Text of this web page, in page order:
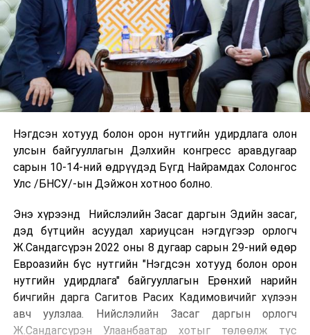
Нэгдсэн хотууд болон орон нутгийн удирдлага олон
улсын байгууллагын Дэлхийн конгресс аравдугаар
сарын 10-14-ний өдрүүдэд Бүгд Найрамдах Солонгос
Улс /БНСУ/-ын Дэйжон хотноо болно.
Энэ хүрээнд Нийслэлийн Засаг даргын Эдийн засаг,
дэд бүтцийн асуудал хариуцсан нэгдүгээр орлогч
Ж.Сандагсүрэн 2022 оны 8 дугаар сарын 29-ний өдөр
Евроазийн бүс нутгийн "Нэгдсэн хотууд болон орон
нутгийн удирдлага" байгууллагын Ерөнхий нарийн
бичгийн дарга Сагитов Расих Кадимовичийг хүлээн
авч уулзлаа. Нийслэлийн Засаг даргын орлогч
Ж.Сандагсүрэн Улаанбаатар хотыг төлөөлж тус